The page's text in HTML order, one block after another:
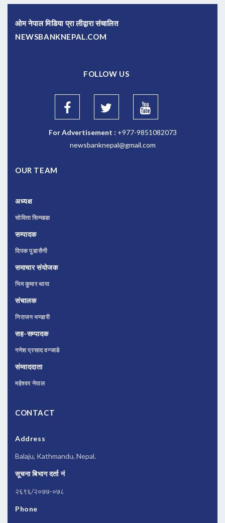
ओम नेपाल मिडिया प्रा लीद्वारा संचालित
NEWSBANKNEPAL.COM
FOLLOW US
For Advertisement : +977-9851082073
newsbanknepal@gmail.com
OUR TEAM
अध्यक्ष
सोविता सिम्खडा
सम्पादक
दिपक पुडासैनी
समाचार संयोजक
भिम कुमार थापा
संचालक
निराजन भण्डारी
सह-सम्पादक
गणेश प्रसाद वन्जाडे
संम्वाददाता
महेश्वर नेपाल
CONTACT
Address
Balaju, Kathmandu, Nepal.
सूचना बिभाग दर्ता नं
२६९६/२०७७-०७८
Phone